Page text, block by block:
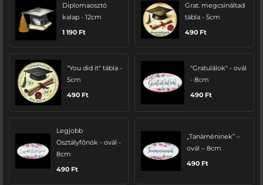
Diplomaosztó
kalap - 12cm
1 190 Ft
Grat. megcsináltad
tábla - 5cm
490 Ft
"You did it" tábla -
5cm
490 Ft
"Gratulálok" - ovál
- 8cm
490 Ft
Legjobb
Osztályfőnök - ovál -
8cm
490 Ft
„Tanárnéninek” –
ovál – 8cm
490 Ft